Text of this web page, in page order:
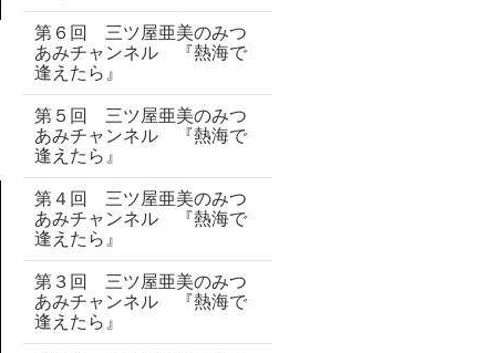
第６回 三ツ屋亜美のみつ
あみチャンネル 『熱海で
逢えたら』
第５回 三ツ屋亜美のみつ
あみチャンネル 『熱海で
逢えたら』
第４回 三ツ屋亜美のみつ
あみチャンネル 『熱海で
逢えたら』
第３回 三ツ屋亜美のみつ
あみチャンネル 『熱海で
逢えたら』